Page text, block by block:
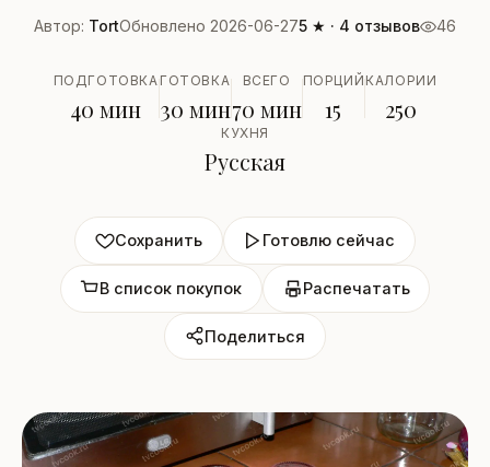
Автор: TortОбновлено 2026-06-275 ★ · 4 отзывов 46
ПОДГОТОВКА
40 мин
ГОТОВКА
30 мин
ВСЕГО
70 мин
ПОРЦИЙ
15
КАЛОРИИ
250
КУХНЯ
Русская
Сохранить Готовлю сейчас
В список покупок Распечатать
Поделиться